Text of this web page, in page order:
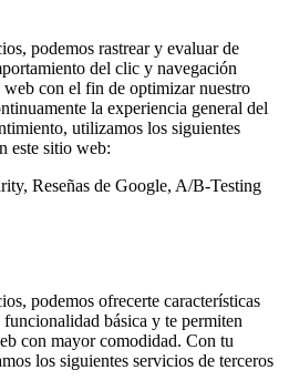
podemos rastrear y evaluar de
del clic y navegación
con el fin de optimizar nuestro
la experiencia general del
utilizamos los siguientes
este sitio web:
Reseñas de Google, A/B-Testing
podemos ofrecerte características
básica y te permiten
con mayor comodidad. Con tu
los siguientes servicios de terceros